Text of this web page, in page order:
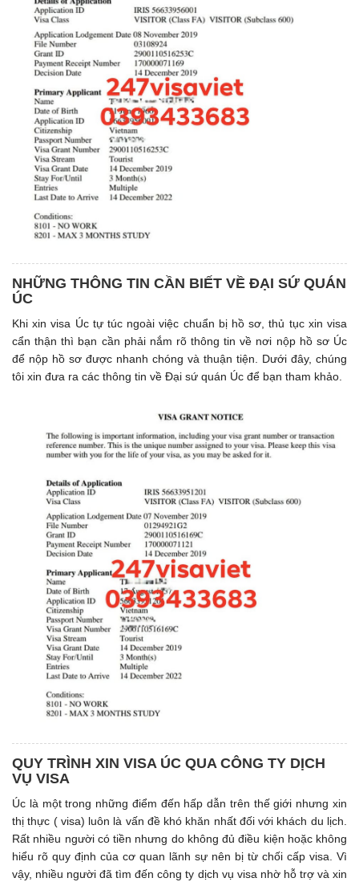
NHỮNG THÔNG TIN CẦN BIẾT VỀ ĐẠI SỨ QUÁN
ÚC
Khi xin visa Úc tự túc ngoài việc chuẩn bị hồ sơ, thủ tục xin visa
cẩn thận thì bạn cần phải nắm rõ thông tin về nơi nộp hồ sơ Úc
để nộp hồ sơ được nhanh chóng và thuận tiện. Dưới đây, chúng
tôi xin đưa ra các thông tin về Đại sứ quán Úc để bạn tham khảo.
QUY TRÌNH XIN VISA ÚC QUA CÔNG TY DỊCH
VỤ VISA
Úc là một trong những điểm đến hấp dẫn trên thế giới nhưng xin
thị thực ( visa) luôn là vấn đề khó khăn nhất đối với khách du lịch.
Rất nhiều người có tiền nhưng do không đủ điều kiện hoặc không
hiểu rõ quy định của cơ quan lãnh sự nên bị từ chối cấp visa. Vì
vậy, nhiều người đã tìm đến công ty dịch vụ visa nhờ hỗ trợ và xin